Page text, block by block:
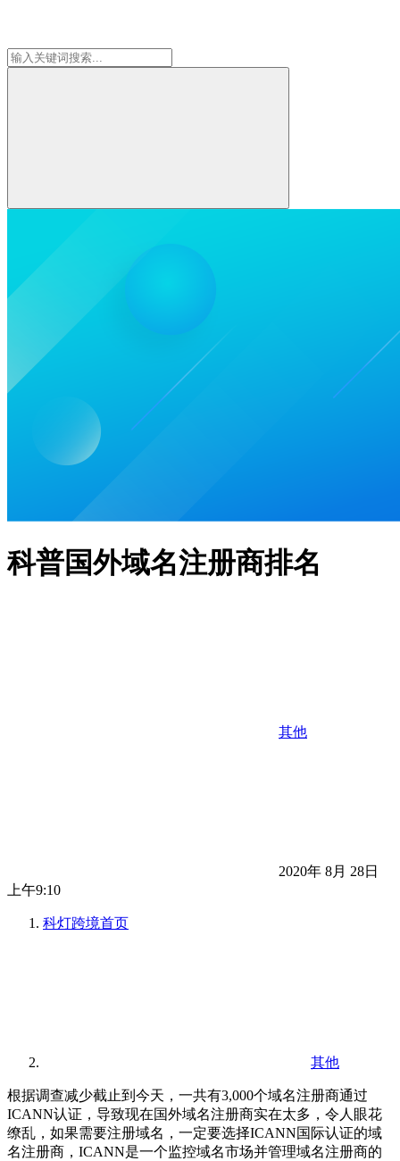
科普国外域名注册商排名
其他
2020年 8月 28日
上午9:10
科灯跨境首页
其他
根据调查减少截止到今天，一共有3,000个域名注册商通过
ICANN认证，导致现在国外域名注册商实在太多，令人眼花
缭乱，如果需要注册域名，一定要选择ICANN国际认证的域
名注册商，ICANN是一个监控域名市场并管理域名注册商的